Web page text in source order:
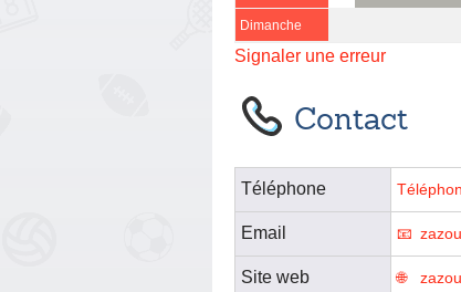
Dimanche
Signaler une erreur
Contact
Téléphone
Email
Site web